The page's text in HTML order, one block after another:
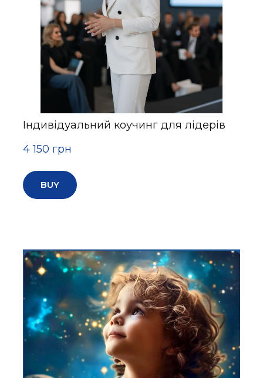
Індивідуальний коучинг для лідерів
4 150 грн
BUY